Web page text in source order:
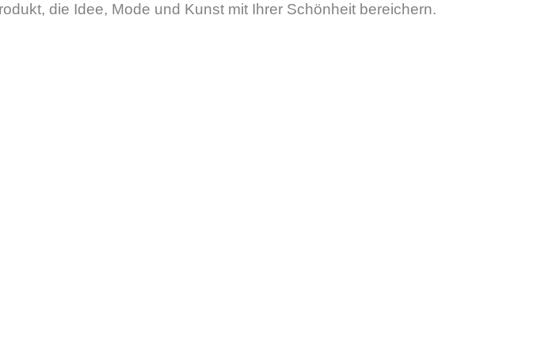
die Idee, Mode und Kunst mit Ihrer Schönheit bereichern.